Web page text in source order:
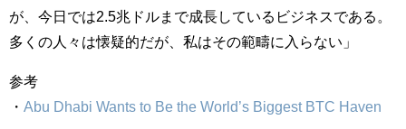
が、今日では2.5兆ドルまで成長しているビジネスである。
多くの人々は懐疑的だが、私はその範疇に入らない」
参考
・ Abu Dhabi Wants to Be the World’s Biggest BTC Haven